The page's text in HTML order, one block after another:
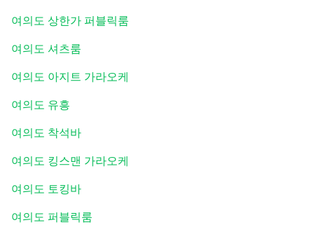
여의도 상한가 퍼블릭룸
여의도 셔츠룸
여의도 아지트 가라오케
여의도 유흥
여의도 착석바
여의도 킹스맨 가라오케
여의도 토킹바
여의도 퍼블릭룸